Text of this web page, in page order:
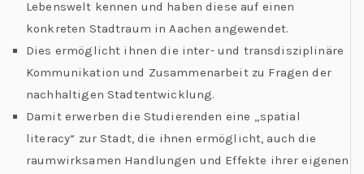
Lebenswelt kennen und haben diese auf einen
konkreten Stadtraum in Aachen angewendet.
Dies ermöglicht ihnen die inter- und transdisziplinäre
Kommunikation und Zusammenarbeit zu Fragen der
nachhaltigen Stadtentwicklung.
Damit erwerben die Studierenden eine „spatial
literacy“ zur Stadt, die ihnen ermöglicht, auch die
raumwirksamen Handlungen und Effekte ihrer eigenen